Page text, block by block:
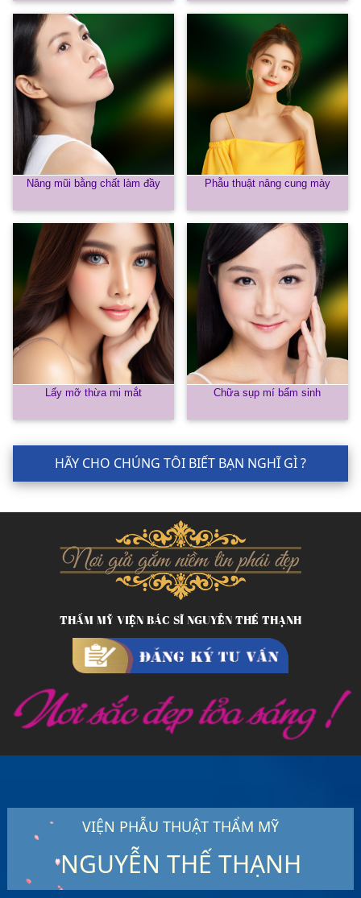
Nâng mũi bằng chất làm đầy Phẫu thuật nâng cung mày
Lấy mỡ thừa mi mắt Chữa sụp mí bẩm sinh
HÃY CHO CHÚNG TÔI BIẾT BẠN NGHĨ GÌ ?
THẨM MỸ VIỆN BÁC SĨ NGUYỄN THẾ THẠNH
VIỆN PHẪU THUẬT THẨM MỸ
NGUYỄN THẾ THẠNH